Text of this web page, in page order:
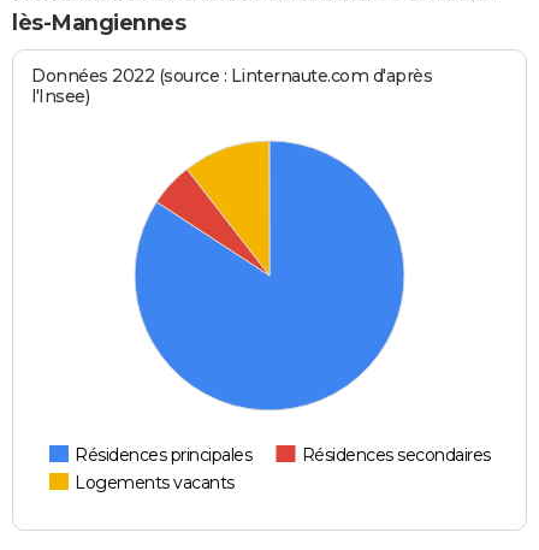
lès-Mangiennes
Données 2022 (source : Linternaute.com d'après
l'Insee)
Résidences principales
Résidences secondaires
Logements vacants